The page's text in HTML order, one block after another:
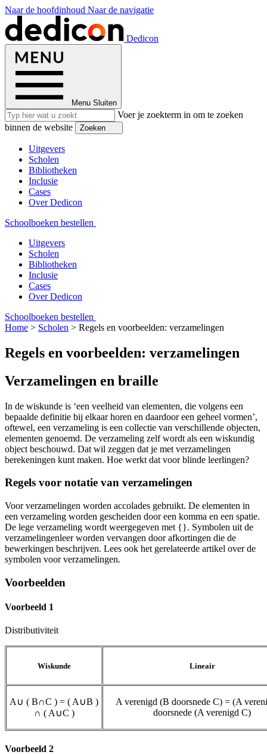
Naar de hoofdinhoud Naar de navigatie
Dedicon
Menu Sluiten
Voer je zoekterm in om te zoeken
binnen de website
Zoeken
Uitgevers
Scholen
Bibliotheken
Inclusie
Cases
Over Dedicon
Schoolboeken bestellen
Uitgevers
Scholen
Bibliotheken
Inclusie
Cases
Over Dedicon
Schoolboeken bestellen
Home > Scholen > Regels en voorbeelden: verzamelingen
Regels en voorbeelden: verzamelingen
Verzamelingen en braille
In de wiskunde is ‘een veelheid van elementen, die volgens een
bepaalde definitie bij elkaar horen en daardoor een geheel vormen’,
oftewel, een verzameling is een collectie van verschillende objecten,
elementen genoemd. De verzameling zelf wordt als een wiskundig
object beschouwd. Dat wil zeggen dat je met verzamelingen
berekeningen kunt maken. Hoe werkt dat voor blinde leerlingen?
Regels voor notatie van verzamelingen
Voor verzamelingen worden accolades gebruikt. De elementen in
een verzameling worden gescheiden door een komma en een spatie.
De lege verzameling wordt weergegeven met {}. Symbolen uit de
verzamelingenleer worden vervangen door afkortingen die de
bewerkingen beschrijven. Lees ook het gerelateerde artikel over de
symbolen voor verzamelingen.
Voorbeelden
Voorbeeld 1
Distributiviteit
Wiskunde Lineair
A∪ ( B∩C ) = (A∪B )
∩ ( A∪C )
A verenigd (B doorsnede C) = (A
doorsnede (A verenigd C)
Voorbeeld 2